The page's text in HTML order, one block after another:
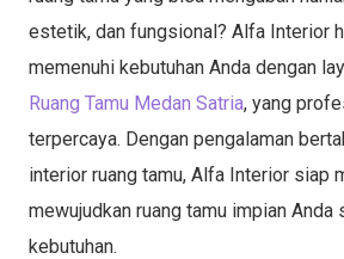
estetik, dan fungsional? Alfa Interior
memenuhi kebutuhan Anda dengan
Ruang Tamu Medan Satria, yang
terpercaya. Dengan pengalaman
interior ruang tamu, Alfa Interior siap
mewujudkan ruang tamu impian
kebutuhan.